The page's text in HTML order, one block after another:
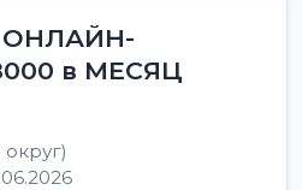
ОНЛАЙН-
в МЕСЯЦ